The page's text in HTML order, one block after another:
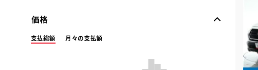
価格
支払総額 月々の支払額